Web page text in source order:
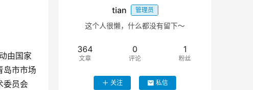
由国家
岛市市场
委员会
tian 管理员
这个人很懒，什么都没有留下～
364
文章
0
评论
1
粉丝
关注 私信